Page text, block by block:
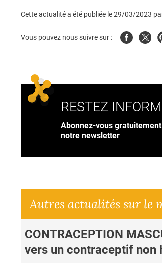
Cette actualité a été publiée le29/03/2023
Vous pouvez nous suivre sur : Facebook
RESTEZ
Abonnez-vous gratuitement
notre newsletter
Autres actualités sur le
CONTRACEPTION
vers un contraceptif non